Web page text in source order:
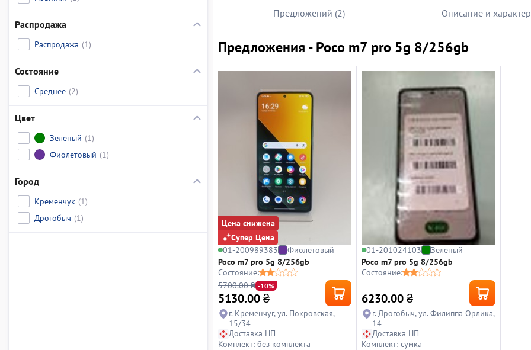
Распродажа
Распродажа (1)
Состояние
Среднее (2)
Цвет
Зелёный (1)
Фиолетовый (1)
Город
Кременчук (1)
Дрогобыч (1)
Предложений (2) Описание и
Предложения - Poco m7 pro 5g 8/256gb
Цена снижена
Супер Цена
01-200989383
Фиолетовый
Poco m7 pro 5g 8/256gb
Состояние:
5700.00 ₴ -10%
5130.00₴
г. Кременчуг, ул. Покровская,
15/34
Доставка НП
Комплект: без комплекта
01-201024103
Зелёный
Poco m7 pro 5g 8/256gb
Состояние:
6230.00 ₴
г. Дрогобыч, ул. Филиппа Орлика,
14
Доставка НП
Комплект: сумка